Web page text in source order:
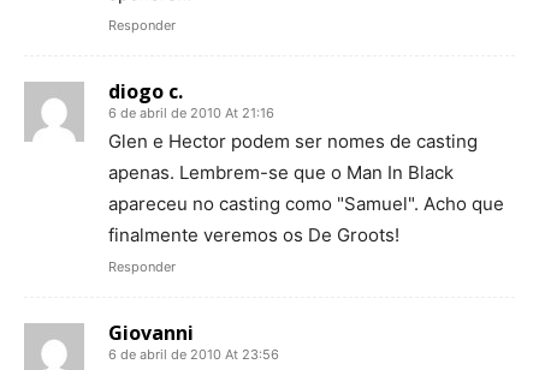
Responder
diogo c.
6 de abril de 2010 At 21:16
Glen e Hector podem ser nomes de casting
apenas. Lembrem-se que o Man In Black
apareceu no casting como "Samuel". Acho que
finalmente veremos os De Groots!
Responder
Giovanni
6 de abril de 2010 At 23:56